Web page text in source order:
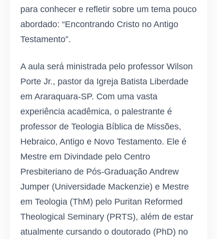
para conhecer e refletir sobre um tema pouco
abordado: “Encontrando Cristo no Antigo
Testamento”.
A aula será ministrada pelo professor Wilson
Porte Jr., pastor da Igreja Batista Liberdade
em Araraquara-SP. Com uma vasta
experiência acadêmica, o palestrante é
professor de Teologia Bíblica de Missões,
Hebraico, Antigo e Novo Testamento. Ele é
Mestre em Divindade pelo Centro
Presbiteriano de Pós-Graduação Andrew
Jumper (Universidade Mackenzie) e Mestre
em Teologia (ThM) pelo Puritan Reformed
Theological Seminary (PRTS), além de estar
atualmente cursando o doutorado (PhD) no